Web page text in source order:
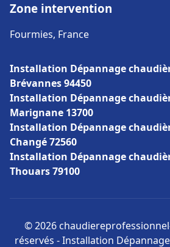
Zone intervention
Fourmies, France
Installation Dépannage
Brévannes 94450
Installation Dépannage
Marignane 13700
Installation Dépannage
Changé 72560
Installation Dépannage
Thouars 79100
© 2026
réservés - Installation